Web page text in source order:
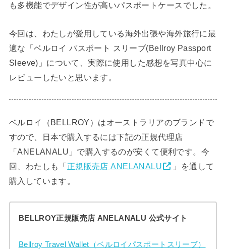
も多機能でデザイン性が高いパスポートケースでした。
今回は、わたしが愛用している海外出張や海外旅行に最
適な「ベルロイ パスポート スリーブ(Bellroy Passport
Sleeve)」について、実際に使用した感想を写真中心に
レビューしたいと思います。
ベルロイ（BELLROY）はオーストラリアのブランドで
すので、日本で購入するには下記の正規代理店
「ANELANALU」で購入するのが安くて便利です。今
回、わたしも「正規販売店 ANELANALU
」を通して
購入しています。
BELLROY正規販売店 ANELANALU 公式サイト
Bellroy Travel Wallet（ベルロイパスポートスリーブ）